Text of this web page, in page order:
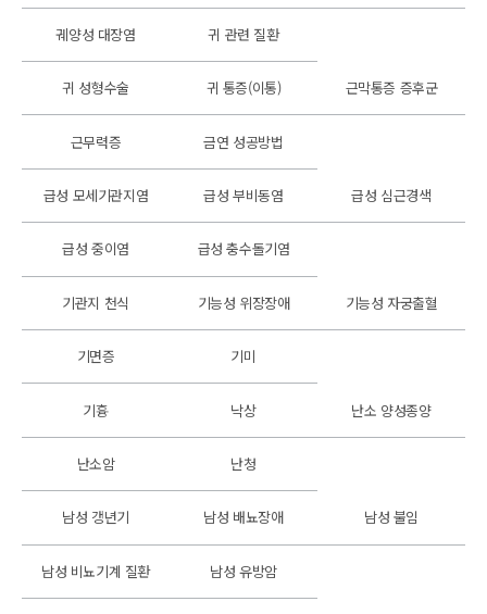
궤양성 대장염 귀 관련 질환
귀 성형수술 귀 통증(이통) 근막통증 증후군
근무력증 금연 성공방법
급성 모세기관지염 급성 부비동염 급성 심근경색
급성 중이염 급성 충수돌기염
기관지 천식 기능성 위장장애 기능성 자궁출혈
기면증 기미
기흉 낙상 난소 양성종양
난소암 난청
남성 갱년기 남성 배뇨장애 남성 불임
남성 비뇨기계 질환 남성 유방암